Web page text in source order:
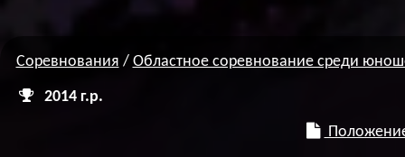
Соревнования / Областное соревнование среди
2014 г.р.